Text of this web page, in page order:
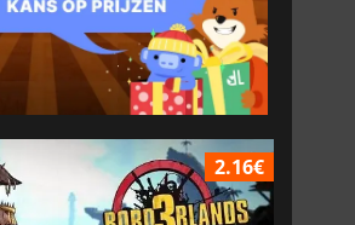
2.16€